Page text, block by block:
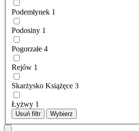
Podemłynek 1
Podosiny 1
Pogorzałe 4
Rejów 1
Skarżysko Książęce 3
Łyżwy 1
Usuń filtr Wybierz